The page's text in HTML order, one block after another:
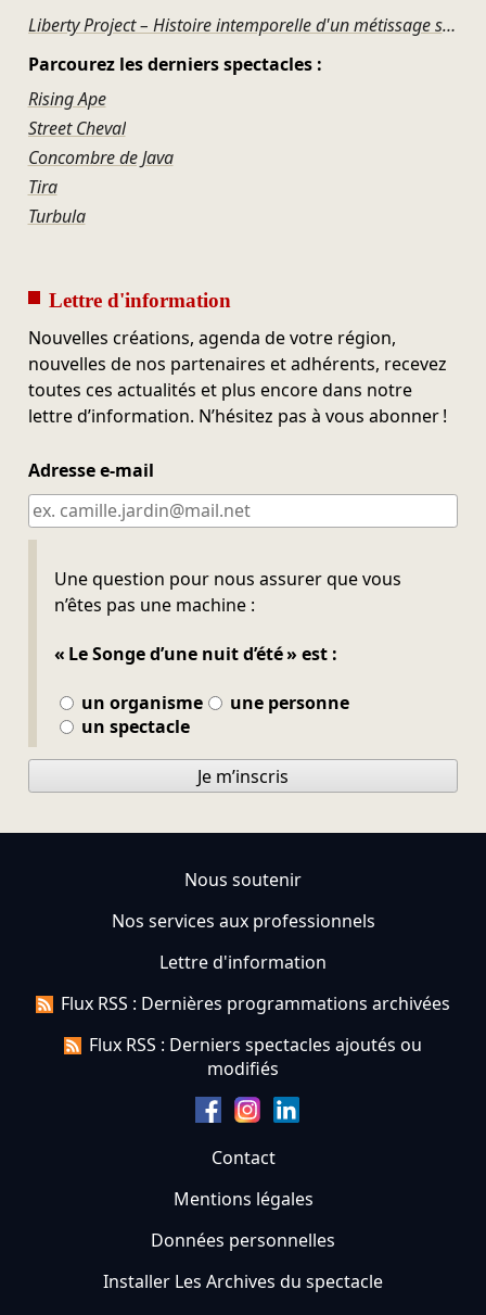
Liberty Project – Histoire intemporelle d'un métissage socio-culturel
Parcourez les derniers spectacles :
Rising Ape
Street Cheval
Concombre de Java
Tira
Turbula
Lettre d'information
Nouvelles créations, agenda de votre région,
nouvelles de nos partenaires et adhérents, recevez
toutes ces actualités et plus encore dans notre
lettre d’information. N’hésitez pas à vous abonner !
Adresse e-mail
Une question pour nous assurer que vous
n’êtes pas une machine :
« Le Songe d’une nuit d’été » est :
un organisme
une personne
un spectacle
Ne pas remplir
Je m’inscris
Nous soutenir
Nos services aux professionnels
Lettre d'information
Flux RSS : Dernières programmations archivées
Flux RSS : Derniers spectacles ajoutés ou
modifiés
Contact
Mentions légales
Données personnelles
Installer Les Archives du spectacle